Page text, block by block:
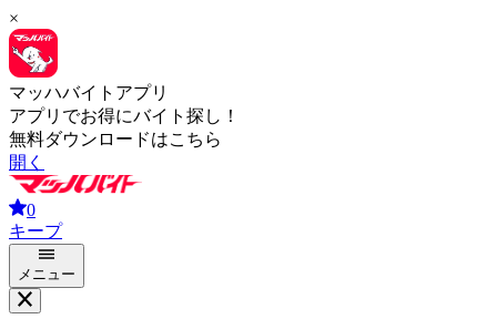
×
マッハバイトアプリ
アプリでお得にバイト探し！
無料ダウンロードはこちら
開く
0
キープ
メニュー